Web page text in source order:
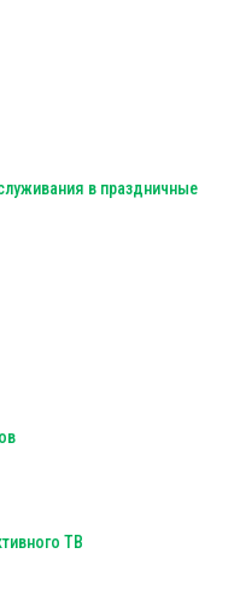
в праздничные
ТВ